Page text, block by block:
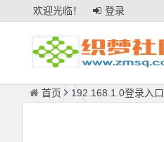
欢迎光临！ 登录
首页 192.168.1.0登录入口